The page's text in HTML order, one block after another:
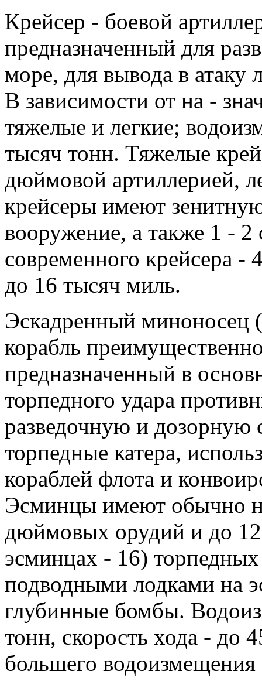
Крейсер - боевой
предназначенный для
море, для вывода в атаку
В зависимости от на -
тяжелые и легкие;
тысяч тонн. Тяжелые
дюймовой артиллерией,
крейсеры имеют
вооружение, а также 1 - 2
современного крейсера -
до 16 тысяч миль.
Эскадренный миноносец
корабль
предназначенный в
торпедного удара
разведочную и дозорную
торпедные катера,
кораблей флота и
Эсминцы имеют обычно
дюймовых орудий и до
эсминцах - 16)
подводными лодками на
глубинные бомбы.
тонн, скорость хода - до
большего